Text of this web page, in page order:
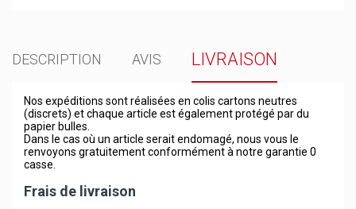
DESCRIPTION AVIS LIVRAISON
Nos expéditions sont réalisées en colis cartons neutres
(discrets) et chaque article est également protégé par du
papier bulles.
Dans le cas où un article serait endomagé, nous vous le
renvoyons gratuitement conformément à notre garantie 0
casse.
Frais de livraison